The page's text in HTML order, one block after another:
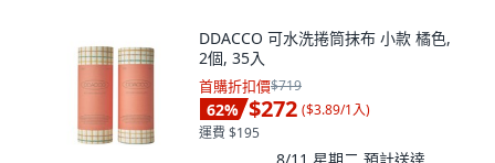
DDACCO 可水洗捲筒抹布 小款 橘色,
2個, 35入
首購折扣價$719
62% $272 ($3.89/1入)
運費 $195
8/11 星期二 預計送達